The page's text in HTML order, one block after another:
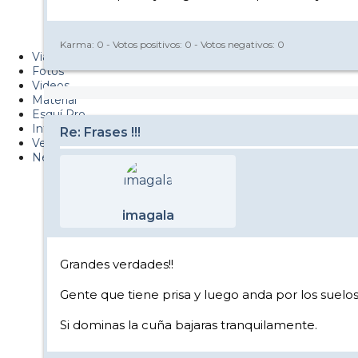
PUCAF - Blog
Viajes
Fotos
Videos
Material
Esquí Pro
Infonieve
Verano
Nevalog
Karma: 0 - Votos positivos: 0 - Votos negativos: 0
Re: Frases !!!
imagala
Grandes verdades!!
Gente que tiene prisa y luego anda por los
Si dominas la cuña bajaras tranquilamente.